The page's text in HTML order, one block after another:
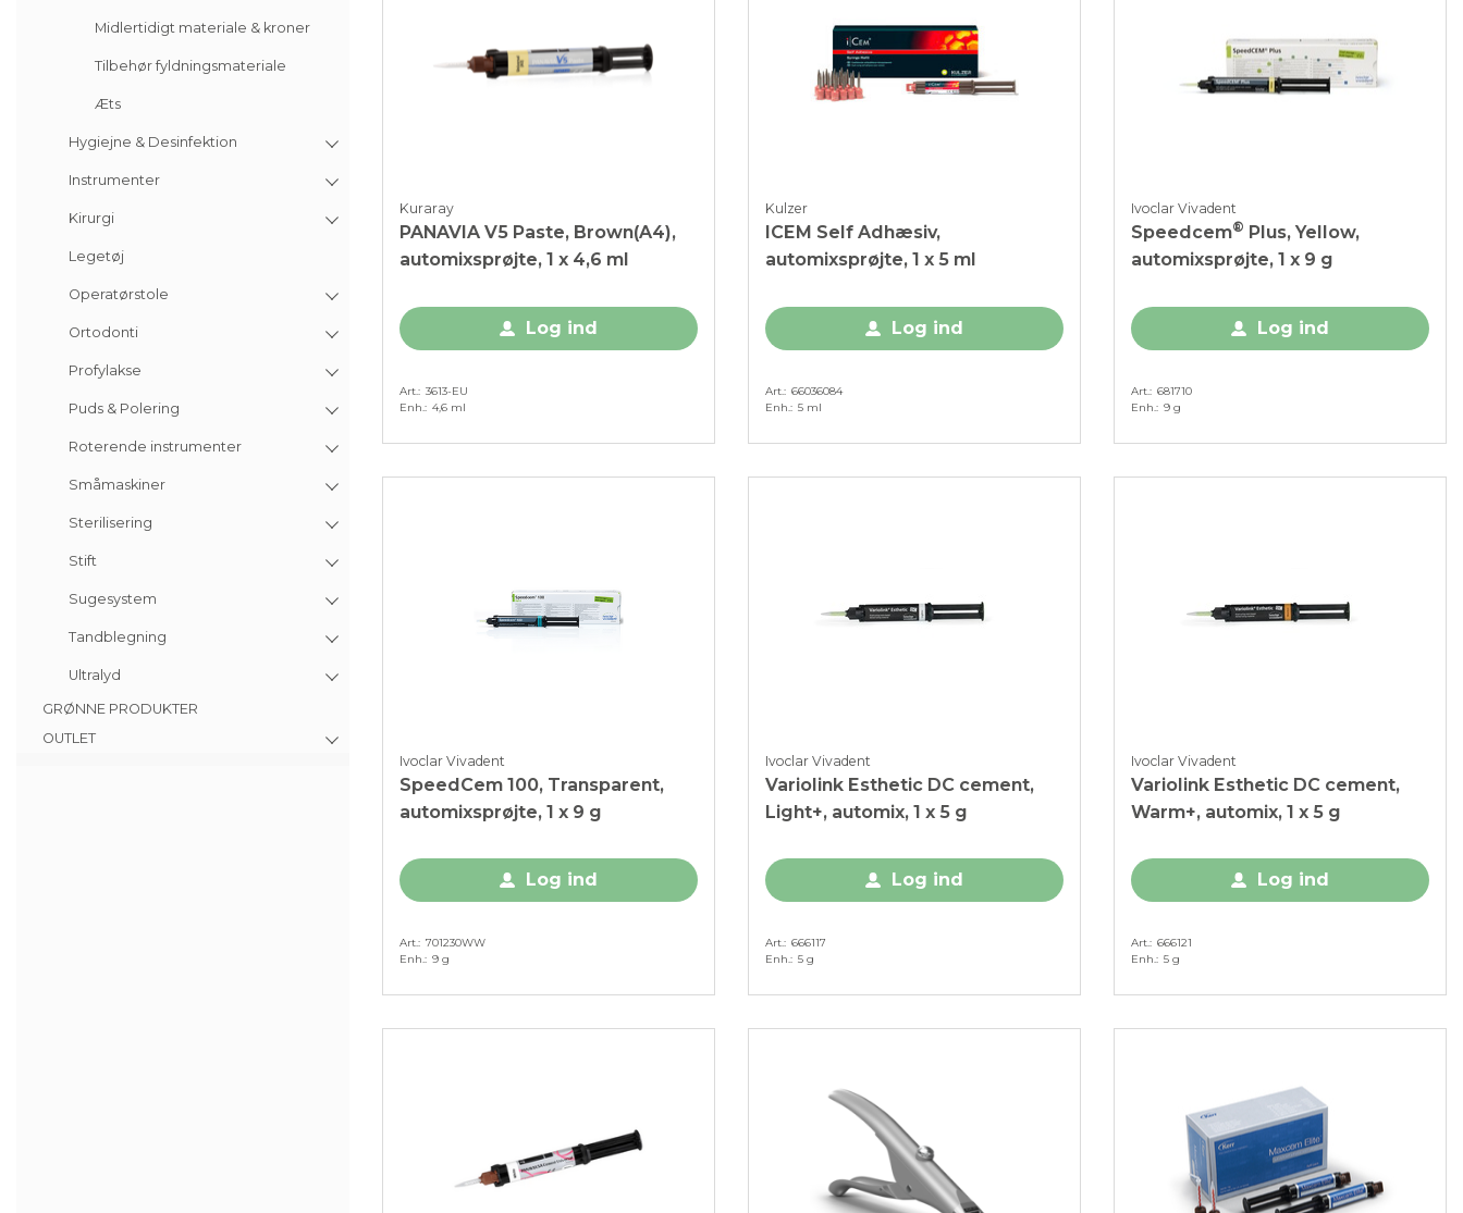
Midlertidigt materiale & kroner
Tilbehør fyldningsmateriale
Æts
Hygiejne & Desinfektion
Instrumenter
Kirurgi
Legetøj
Operatørstole
Ortodonti
Profylakse
Puds & Polering
Roterende instrumenter
Småmaskiner
Sterilisering
Stift
Sugesystem
Tandblegning
Ultralyd
GRØNNE PRODUKTER
OUTLET
Kuraray
PANAVIA V5 Paste, Brown(A4),
automixsprøjte, 1 x 4,6 ml
Log ind
Art. 3613-EU
Enh. 4,6 ml
Kulzer
ICEM Self Adhæsiv,
automixsprøjte, 1 x 5 ml
Log ind
Art. 66036084
Enh. 5 ml
Ivoclar Vivadent
Speedcem® Plus, Yellow,
automixsprøjte, 1 x 9 g
Log ind
Art. 681710
Enh. 9 g
Ivoclar Vivadent
SpeedCem 100, Transparent,
automixsprøjte, 1 x 9 g
Log ind
Art. 701230WW
Enh. 9 g
Ivoclar Vivadent
Variolink Esthetic DC cement,
Light+, automix, 1 x 5 g
Log ind
Art. 666117
Enh. 5 g
Ivoclar Vivadent
Variolink Esthetic DC cement,
Warm+, automix, 1 x 5 g
Log ind
Art. 666121
Enh. 5 g